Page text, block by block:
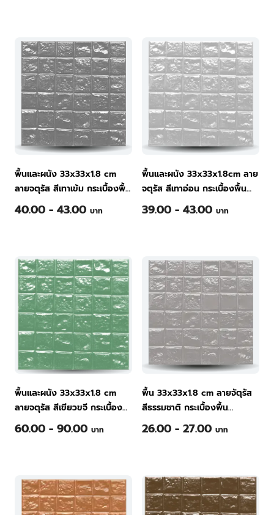
พื้นและผนัง 33x33x1.8 cm
ลายจตุรัส สีเทาเข้ม กระเบื้องพื้น
คอนกรีต ทีพีไอ
40.00 - 43.00 บาท
พื้นและผนัง 33x33x1.8cm ลาย
จตุรัส สีเทาอ่อน กระเบื้องพื้น
คอนกรีต ทีพีไอ
39.00 - 43.00 บาท
พื้นและผนัง 33x33x1.8 cm
ลายจตุรัส สีเขียวขจี กระเบื้อง
พื้นคอนกรีต ทีพีไอ
60.00 - 90.00 บาท
พื้น 33x33x1.8 cm ลายจัตุรัส
สีธรรมชาติ กระเบื้องพื้น
คอนกรีต ทีพีไอ
26.00 - 27.00 บาท